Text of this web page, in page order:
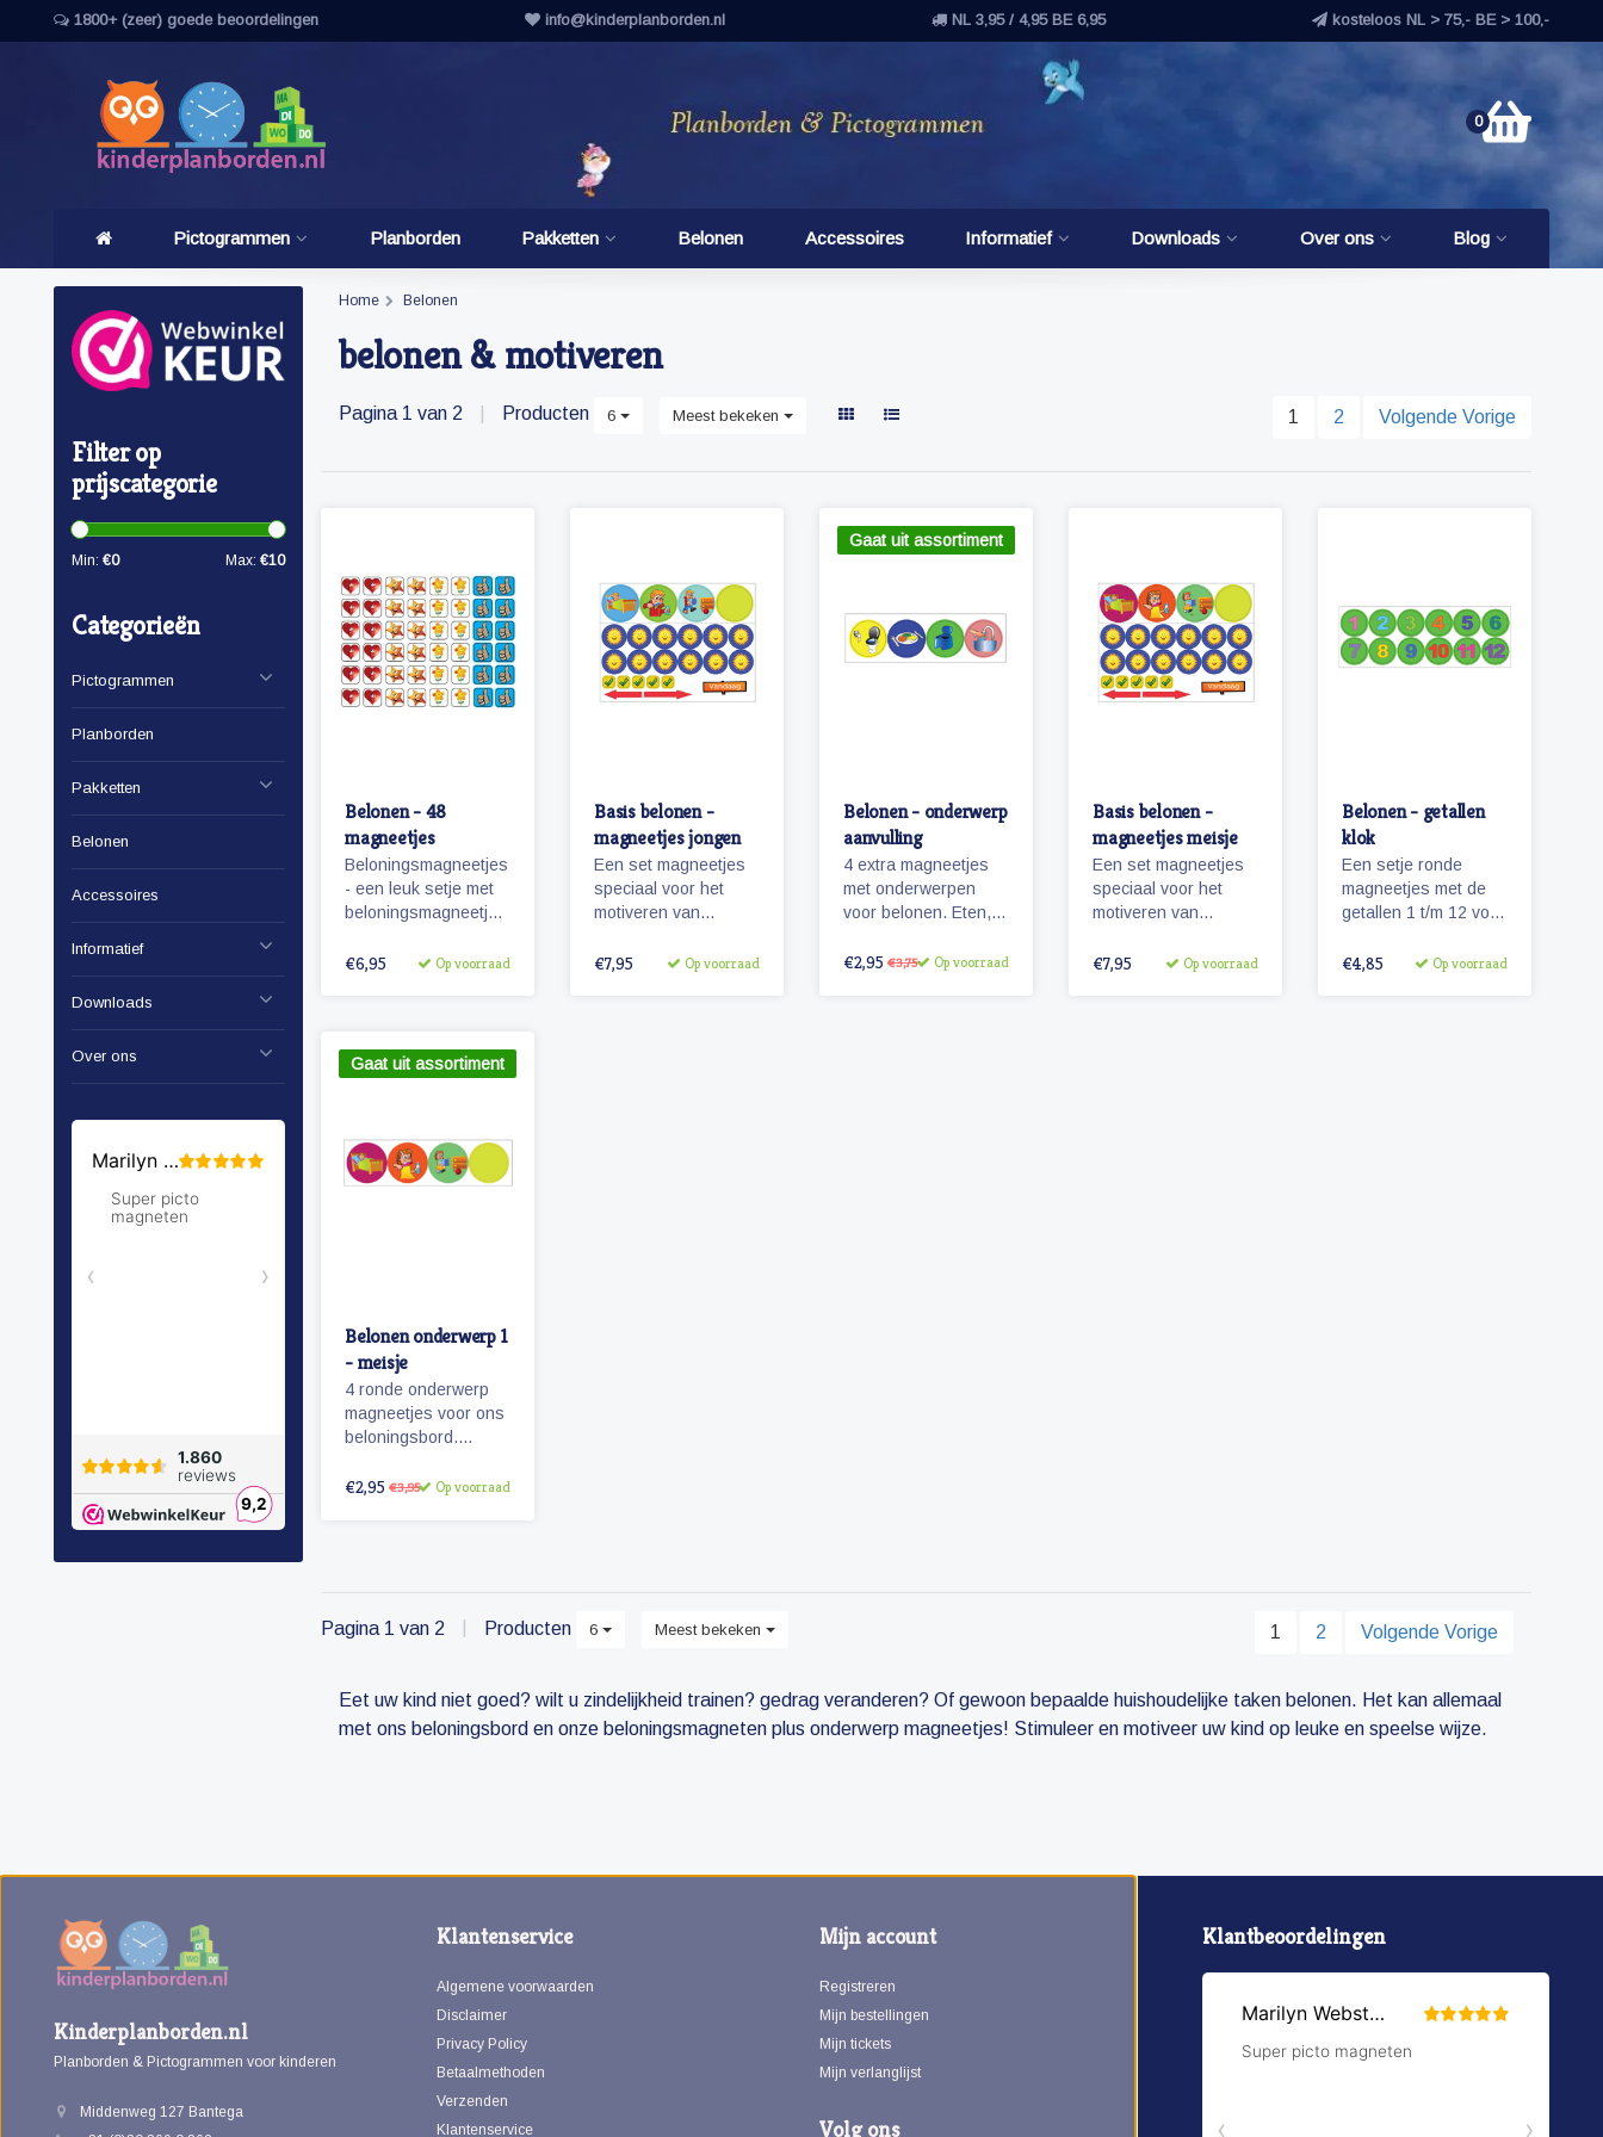
1800+ (zeer) goede beoordelingen info@kinderplanborden.nl NL 3,95 / 4,95 BE 6,95 kosteloos NL > 75,- BE > 100,-
0
Pictogrammen Planborden Pakketten Belonen Accessoires Informatief Downloads Over ons Blog
Filter op
prijscategorie
Min: €0 Max: €10
Categorieën
Pictogrammen
Planborden
Pakketten
Belonen
Accessoires
Informatief
Downloads
Over ons
Home Belonen
belonen & motiveren
Pagina 1 van 2 Producten 6 Meest bekeken 1 2 Volgende Vorige
Belonen - 48
magneetjes
Beloningsmagneetjes
- een leuk setje met
beloningsmagneetjes
jongens als meisjes.
€6,95 Op voorraad
Basis belonen -
magneetjes jongen
Een set magneetjes
speciaal voor het
motiveren van
voor ons
€7,95 Op voorraad
Gaat uit assortiment
Belonen - onderwerp
aanvulling
4 extra magneetjes
met onderwerpen
voor belonen. Eten,
handen wassen.
€2,95 €3,75 Op voorraad
Basis belonen -
magneetjes meisje
Een set magneetjes
speciaal voor het
motiveren van
voor ons
€7,95 Op voorraad
Belonen - getallen
klok
Een setje ronde
magneetjes met de
getallen 1 t/m 12 voor
€4,85 Op voorraad
Gaat uit assortiment
Belonen onderwerp 1
- meisje
4 ronde onderwerp
magneetjes voor ons
beloningsbord.
slapen, opruimen en
€2,95 €3,95 Op voorraad
Pagina 1 van 2 Producten 6 Meest bekeken 1 2 Volgende Vorige
Eet uw kind niet goed? wilt u zindelijkheid trainen? gedrag veranderen? Of gewoon bepaalde huishoudelijke taken belonen. Het kan allemaal
met ons beloningsbord en onze beloningsmagneten plus onderwerp magneetjes! Stimuleer en motiveer uw kind op leuke en speelse wijze.
Kinderplanborden.nl
Planborden & Pictogrammen voor kinderen
Middenweg 127 Bantega
Klantenservice
Algemene voorwaarden
Disclaimer
Privacy Policy
Betaalmethoden
Verzenden
Klantenservice
Mijn account
Registreren
Mijn bestellingen
Mijn tickets
Mijn verlanglijst
Volg ons
Klantbeoordelingen